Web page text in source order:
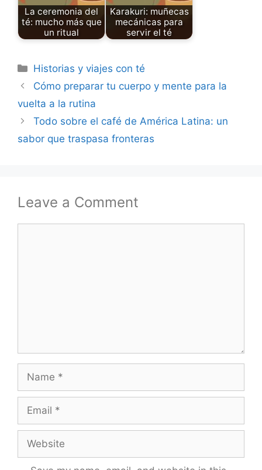
La ceremonia del
té: mucho más que
un ritual
Karakuri: muñecas
mecánicas para
servir el té
Categories
Historias y viajes con té
Cómo preparar tu cuerpo y mente para la
vuelta a la rutina
Todo sobre el café de América Latina: un
sabor que traspasa fronteras
Leave a Comment